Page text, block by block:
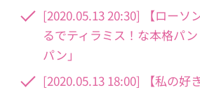
[2020.05.13 20:30] 【ローソ
るでティラミス！な本格パ
パン」
[2020.05.13 18:00] 【私の好